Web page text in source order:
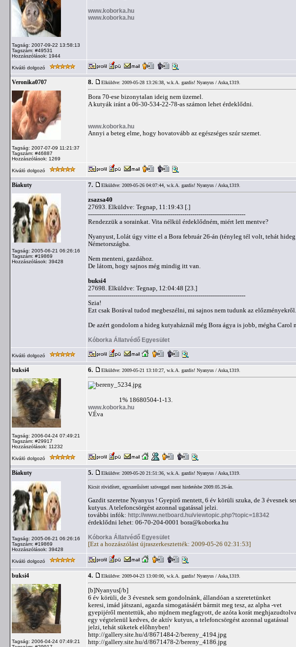
Tagság: 2007-09-22 13:58:13
Tagszám: #49531
Hozzászólások: 1944
www.koborka.hu
www.koborka.hu
Kiváló dolgozó
Veronika0707
Tagság: 2007-07-09 11:21:37
Tagszám: #46887
Hozzászólások: 1269
8. Elküldve: 2009-05-28 13:26:38, w.k.A. gazdis! Nyanyus / Aska,1319.
Bora 70-ese bizonytalan ideig nem üzemel.
A kutyák iránt a 06-30-534-22-78-as számon lehet érdeklődni.
www.koborka.hu
Annyi a beteg elme, hogy hovatovább az egészséges szúr szemet.
Kiváló dolgozó
Biakuty
Tagság: 2005-06-21 06:26:16
Tagszám: #19869
Hozzászólások: 39428
7. Elküldve: 2009-05-26 04:07:44, w.k.A. gazdis! Nyanyus / Aska,1319.
zsazsa40
27693. Elküldve: Tegnap, 11:19:43 [.]
--------------------------------------------------------------------------------
Rendezzük a sorainkat. Vita nélkül érdeklődném, miért lett mentve?
Nyanyust, Lolát úgy vitte el a Bora február 26-án (tényleg tél volt, tehát
Németországba.
Nem menteni, gazdához.
De látom, hogy sajnos még mindig itt van.
buksi4
27698. Elküldve: Tegnap, 12:04:48 [23.]
--------------------------------------------------------------------------------
Szia!
Ezt csak Borával tudod megbeszélni, mi sajnos nem tudunk az előzményekről.
De azért gondolom a hideg kutyaháznál még Bora ágya is jobb, mégha Carol
Kóborka Állatvédő Egyesület
Kiváló dolgozó
buksi4
Tagság: 2006-04-24 07:49:21
Tagszám: #29917
Hozzászólások: 11232
6. Elküldve: 2009-05-21 13:10:27, w.k.A. gazdis! Nyanyus / Aska,1319.
1% 18680504-1-13.
www.koborka.hu
V.Éva
Kiváló dolgozó
Biakuty
Tagság: 2005-06-21 06:26:16
Tagszám: #19869
Hozzászólások: 39428
5. Elküldve: 2009-05-20 21:51:36, w.k.A. gazdis! Nyanyus / Aska,1319.
Kicsit rövidített, egyszerűsített szöveggel ment hirdetésbe 2009.05.26-án.
Gazdit szeretne Nyanyus ! Gyepirő mentett, 6 év körüli szuka, de 3 évesnek
kutyus. A telefoncsörgést azonnal ugatással jelzi.
további infók: http://www.netboard.hu/viewtopic.php?topic=18342
érdeklődni lehet: 06-70-204-0001 bora@koborka.hu
Kóborka Állatvédő Egyesület
[Ezt a hozzászólást újraszerkesztették: 2009-05-26 02:31:53]
Kiváló dolgozó
buksi4
Tagság: 2006-04-24 07:49:21
4. Elküldve: 2009-04-23 13:00:00, w.k.A. gazdis! Nyanyus / Aska,1319.
[b]Nyanyus[/b]
6 év körüli, de 3 évesnek sem gondolnánk, állandóan a szeretetünket
keresi, imád játszani, agazda simogatásáért bármit meg tesz, az alpha -vet
gyepijéről mentettük, aho mjdnem megfagyott, de azóta korát meghjazudtolva
egy végtelenül kedves, de aktív kutyus, a telefoncsörgést azonnal ugatással
jelzi, tehát süketek előhnyben!
http://gallery.site.hu/d/8671484-2/bereny_4194.jpg
http://gallery.site.hu/d/8671478-2/bereny_4186.jpg